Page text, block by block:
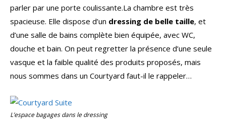
parler par une porte coulissante.La chambre est très
spacieuse. Elle dispose d’un dressing de belle taille, et
d’une salle de bains complète bien équipée, avec WC,
douche et bain. On peut regretter la présence d’une seule
vasque et la faible qualité des produits proposés, mais
nous sommes dans un Courtyard faut-il le rappeler…
L’espace bagages dans le dressing